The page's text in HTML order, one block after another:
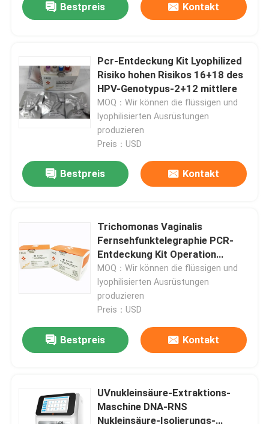
Haus
Videos
Bestpreis Kontakt
Pcr-Entdeckung Kit Lyophilized
Risiko hohen Risikos 16+18 des
HPV-Genotypus-2+12 mittlere
MOQ：Wir können die flüssigen und
lyophilisierten Ausrüstungen
produzieren
Preis：USD
Bestpreis Kontakt
Trichomonas Vaginalis
Fernsehfunktelegraphie PCR-
Entdeckung Kit Operation
Manual 48 Tests/Ausrüstung
MOQ：Wir können die flüssigen und
lyophilisierten Ausrüstungen
produzieren
Preis：USD
Bestpreis Kontakt
UVnukleinsäure-Extraktions-
Maschine DNA-RNS
Nukleinsäure-Isolierungs-